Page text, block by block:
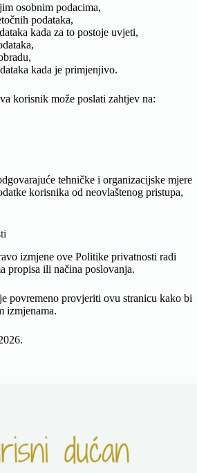
osobnim podacima,
podataka,
kada za to postoje uvjeti,
kada je primjenjivo.
korisnik može poslati zahtjev na:
tehničke i organizacijske mjere
korisnika od neovlaštenog pristupa,
izmjene ove Politike privatnosti radi
propisa ili načina poslovanja.
povremeno provjeriti ovu stranicu kako bi
izmjenama.